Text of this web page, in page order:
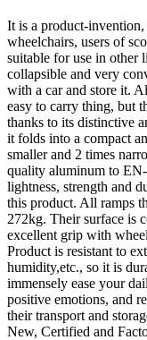
It is a product-
wheelchairs, users of
suitable for use in other
collapsible and very
with a car and store it.
easy to carry thing, but
thanks to its distinctive
it folds into a compact
smaller and 2 times
quality aluminum to
lightness, strength and
this product. All ramps
272kg. Their surface is
excellent grip with
Product is resistant to
humidity,etc., so it is
immensely ease your
positive emotions, and
their transport and
New, Certified and